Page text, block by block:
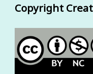
Copyright